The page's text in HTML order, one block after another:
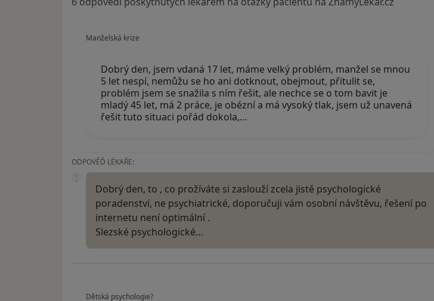
Manželská krize
Dobrý den, jsem vdaná 17 let, máme velký problém, manžel se mnou
5 let nespí, nemůžu se ho ani dotknout, obejmout, přitulit se,
problém jsem se snažila s ním řešit, ale nechce se o tom bavit je
mladý 45 let, má 2 práce, je obézní a má vysoký tlak, jsem už unavená
řešit tuto situaci pořád dokola,…
ODPOVĚĎ LÉKAŘE:
Dobrý den, to , co prožíváte si zaslouží zcela jistě psychologické
poradenství, ne psychiatrické, doporučuji vám osobní návštěvu, řešení po
internetu není optimální .
Slezské psychologické…
Dětská psychologie?